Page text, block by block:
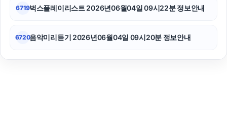
6719벅스플레이리스트 2026년06월04일 09시22분 정보안내
6720음악미리듣기 2026년06월04일 09시20분 정보안내